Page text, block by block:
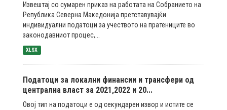
Извештај со сумарен приказ на работата на Собранието на
Република Северна Македонија претставувајќи
индивидуални податоци за учеството на пратениците во
законодавниот процес,...
XLSX
Податоци за локални финансии и трансфери од
централна власт за 2021,2022 и 20...
Овој тип на податоци е од секундарен извор и истите се